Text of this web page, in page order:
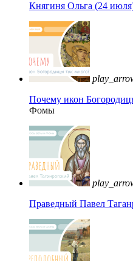
Княгиня Ольга (24
Почему икон
Фомы
Праведный Павел